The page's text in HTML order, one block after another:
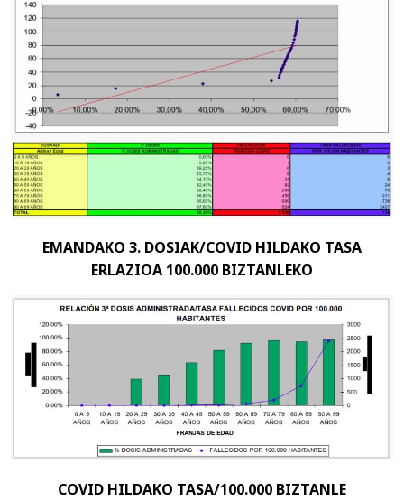
EMANDAKO 3. DOSIAK/COVID HILDAKO TASA
ERLAZIOA 100.000 BIZTANLEKO
COVID HILDAKO TASA/100.000 BIZTANLE